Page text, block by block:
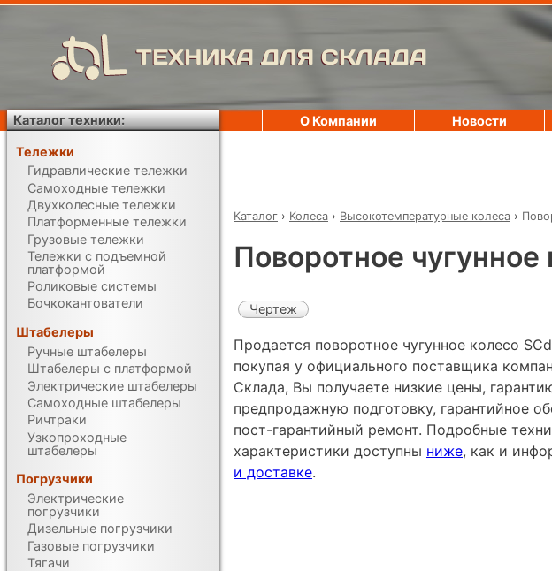
ТЕХНИКА ДЛЯ СКЛАДА
Каталог › Колеса › Высокотемпературные колеса ›
Поворотное чугунное
Чертеж
Продается поворотное чугунное колесо
покупая у официального поставщика
Склада, Вы получаете низкие цены,
предпродажную подготовку, гарантийное
пост-гарантийный ремонт. Подробные
характеристики доступны ниже, как и
и доставке.
О Компании Новости
Каталог техники:
Тележки
Гидравлические тележки
Самоходные тележки
Двухколесные тележки
Платформенные тележки
Грузовые тележки
Тележки с подъемной
платформой
Роликовые системы
Бочкокантователи
Штабелеры
Ручные штабелеры
Штабелеры с платформой
Электрические штабелеры
Самоходные штабелеры
Ричтраки
Узкопроходные
штабелеры
Погрузчики
Электрические
погрузчики
Дизельные погрузчики
Газовые погрузчики
Тягачи